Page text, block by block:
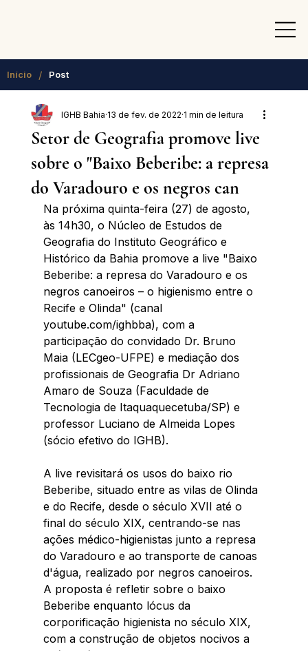
Início / Post
Setor de Geografia promove live
sobre o "Baixo Beberibe: a represa
do Varadouro e os negros can
IGHB Bahia 13 de fev. de 2022 1 min de leitura
Na próxima quinta-feira (27) de agosto,
às 14h30, o Núcleo de Estudos de
Geografia do Instituto Geográfico e
Histórico da Bahia promove a live "Baixo
Beberibe: a represa do Varadouro e os
negros canoeiros – o higienismo entre o
Recife e Olinda" (canal
youtube.com/ighbba), com a
participação do convidado Dr. Bruno
Maia (LECgeo-UFPE) e mediação dos
profissionais de Geografia Dr Adriano
Amaro de Souza (Faculdade de
Tecnologia de Itaquaquecetuba/SP) e
professor Luciano de Almeida Lopes
(sócio efetivo do IGHB).
A live revisitará os usos do baixo rio
Beberibe, situado entre as vilas de Olinda
e do Recife, desde o século XVII até o
final do século XIX, centrando-se nas
ações médico-higienistas junto a represa
do Varadouro e ao transporte de canoas
d'água, realizado por negros canoeiros.
A proposta é refletir sobre o baixo
Beberibe enquanto lócus da
corporificação higienista no século XIX,
com a construção de objetos nocivos a